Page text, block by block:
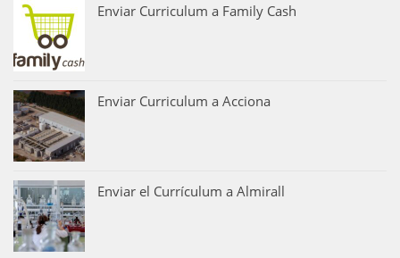
Enviar Curriculum a Family Cash
Enviar Curriculum a Acciona
Enviar el Currículum a Almirall